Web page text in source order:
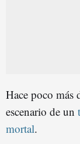
Hace poco más
escenario de un
mortal.